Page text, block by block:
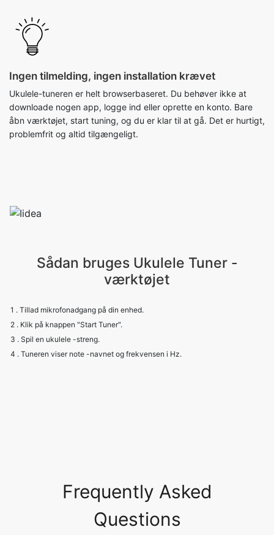
Ingen tilmelding, ingen installation krævet
Ukulele-tuneren er helt browserbaseret. Du behøver ikke at
downloade nogen app, logge ind eller oprette en konto. Bare
åbn værktøjet, start tuning, og du er klar til at gå. Det er hurtigt,
problemfrit og altid tilgængeligt.
Sådan bruges Ukulele Tuner -
værktøjet
1 . Tillad mikrofonadgang på din enhed.
2 . Klik på knappen "Start Tuner".
3 . Spil en ukulele -streng.
4 . Tuneren viser note -navnet og frekvensen i Hz.
Frequently Asked
Questions